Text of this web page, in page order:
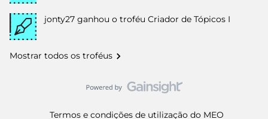
jonty27 ganhou o troféu Criador de Tópicos I
Mostrar todos os troféus
Termos e condições de utilização do MEO